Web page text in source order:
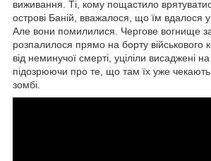
виживання. Ті, кому пощастило
острові Баній, вважалося, що їм вдалося
Але вони помилилися. Чергове вогнище
розпалилося прямо на борту військового
від неминучої смерті, уціліли висаджені
підозрюючи про те, що там їх уже
зомбі.